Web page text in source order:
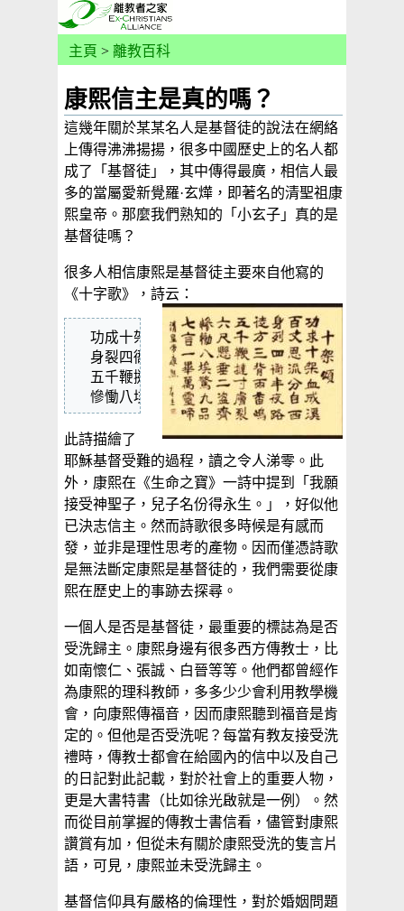
主頁 > 離教百科
康熙信主是真的嗎？
這幾年關於某某名人是基督徒的說法在網絡
上傳得沸沸揚揚，很多中國歷史上的名人都
成了「基督徒」，其中傳得最廣，相信人最
多的當屬愛新覺羅·玄燁，即著名的清聖祖康
熙皇帝。那麼我們熟知的「小玄子」真的是
基督徒嗎？
很多人相信康熙是基督徒主要來自他寫的
《十字歌》，詩云：
  功成十架血成溪，百丈恩流分自西。
  身裂四衙半夜路，徒方三背兩番雞。
  五千鞭撻寸膚裂，六尺懸垂二盜齊。
  慘慟八垓警九品，七言一畢萬靈啼。
此詩描繪了
耶穌基督受難的過程，讀之令人涕零。此
外，康熙在《生命之寶》一詩中提到「我願
接受神聖子，兒子名份得永生。」，好似他
已決志信主。然而詩歌很多時候是有感而
發，並非是理性思考的產物。因而僅憑詩歌
是無法斷定康熙是基督徒的，我們需要從康
熙在歷史上的事跡去探尋。
一個人是否是基督徒，最重要的標誌為是否
受洗歸主。康熙身邊有很多西方傳教士，比
如南懷仁、張誠、白晉等等。他們都曾經作
為康熙的理科教師，多多少少會利用教學機
會，向康熙傳福音，因而康熙聽到福音是肯
定的。但他是否受洗呢？每當有教友接受洗
禮時，傳教士都會在給國內的信中以及自己
的日記對此記載，對於社會上的重要人物，
更是大書特書（比如徐光啟就是一例）。然
而從目前掌握的傳教士書信看，儘管對康熙
讚賞有加，但從未有關於康熙受洗的隻言片
語，可見，康熙並未受洗歸主。
基督信仰具有嚴格的倫理性，對於婚姻問題